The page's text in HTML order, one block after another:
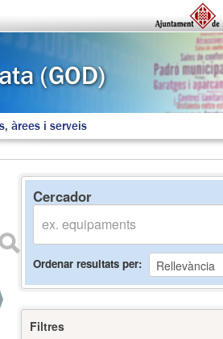
àrees i serveis
Cercador
Ordenar resultats per
Filtres